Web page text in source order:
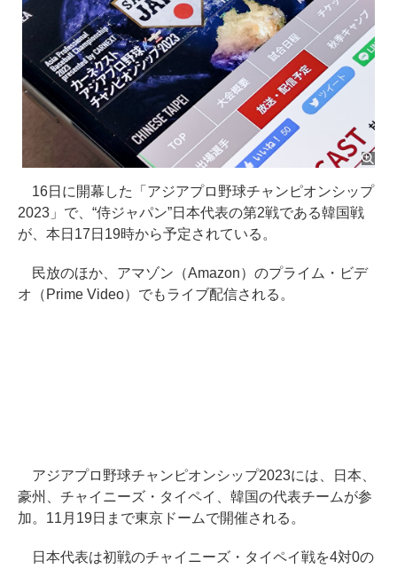
16日に開幕した「アジアプロ野球チャンピオンシップ
2023」で、“侍ジャパン”日本代表の第2戦である韓国戦
が、本日17日19時から予定されている。
民放のほか、アマゾン（Amazon）のプライム・ビデ
オ（Prime Video）でもライブ配信される。
アジアプロ野球チャンピオンシップ2023には、日本、
豪州、チャイニーズ・タイペイ、韓国の代表チームが参
加。11月19日まで東京ドームで開催される。
日本代表は初戦のチャイニーズ・タイペイ戦を4対0の